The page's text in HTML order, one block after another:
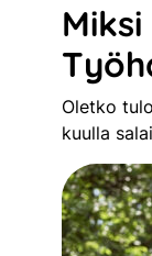
Oletko
kuulla